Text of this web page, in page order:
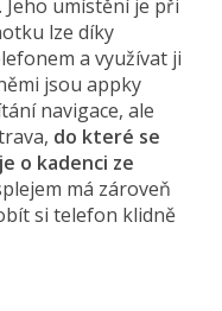
umístění je při
lze díky
a využívat ji
jsou appky
navigace, ale
do které se
o kadenci ze
má zároveň
si telefon klidně